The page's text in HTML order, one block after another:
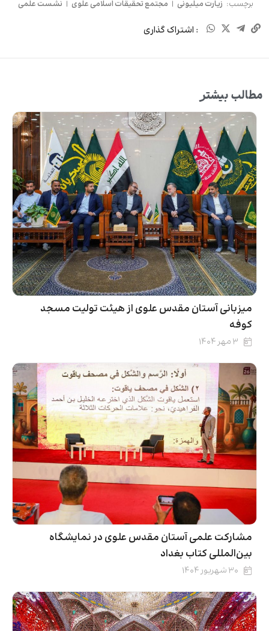
برچسب: زیارت میلیونی | مجتمع تحقیقات اسلامی علوی | نشست علمی
: اشتراک گذاری
مطالب بیشتر
میزبانی آستان مقدس علوی از هیئت تولیت مسجد
کوفه
۳ مهر ۱۴۰۴
مشارکت علمی آستان مقدس علوی در نمایشگاه
بین‌المللی کتاب بغداد
۳۰ شهریور ۱۴۰۴